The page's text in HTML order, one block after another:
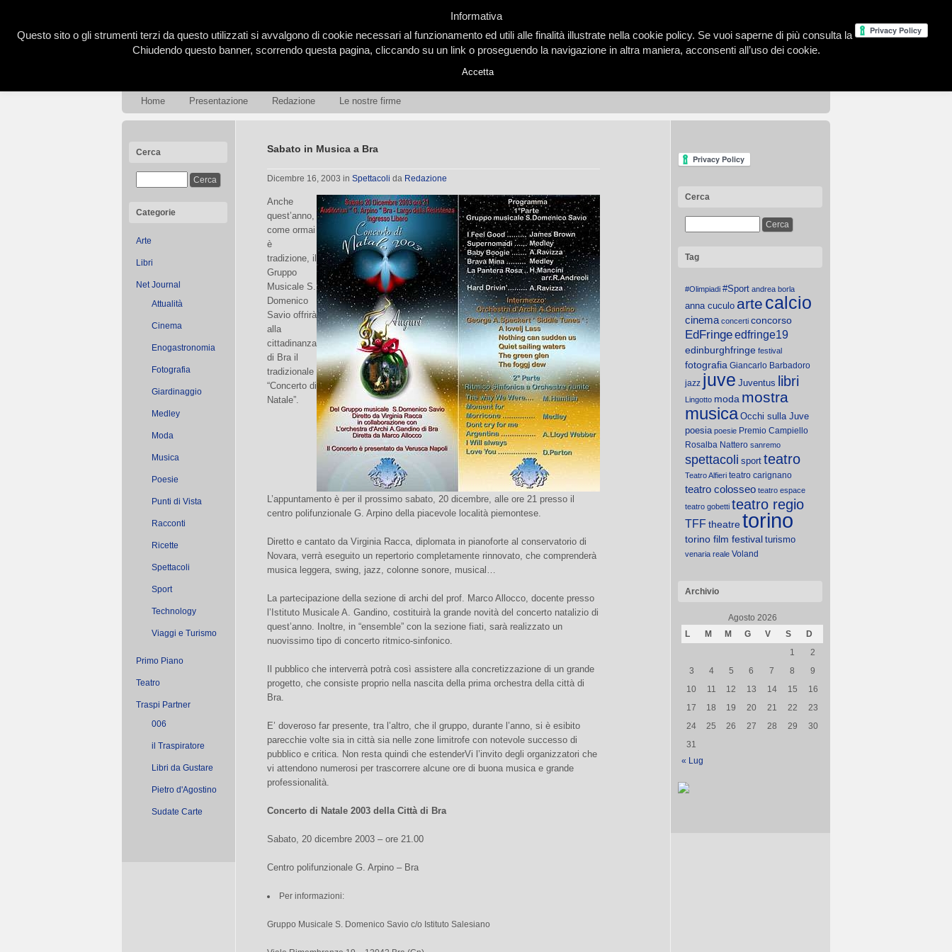
Home Presentazione Redazione Le nostre firme
Cerca
Categorie
Arte
Libri
Net Journal
Attualità
Cinema
Enogastronomia
Fotografia
Giardinaggio
Medley
Moda
Musica
Poesie
Punti di Vista
Racconti
Ricette
Spettacoli
Sport
Technology
Viaggi e Turismo
Primo Piano
Teatro
Traspi Partner
006
il Traspiratore
Libri da Gustare
Pietro d'Agostino
Sudate Carte
Sabato in Musica a Bra
Dicembre 16, 2003 in Spettacoli da Redazione
Anche
quest’anno,
come ormai
è
tradizione, il
Gruppo
Musicale S.
Domenico
Savio offrirà
alla
cittadinanza
di Bra il
tradizionale
“Concerto di
Natale”.
L’appuntamento è per il prossimo sabato, 20 dicembre, alle ore 21 presso il
centro polifunzionale G. Arpino della piacevole località piemontese.
Diretto e cantato da Virginia Racca, diplomata in pianoforte al conservatorio di
Novara, verrà eseguito un repertorio completamente rinnovato, che comprenderà
musica leggera, swing, jazz, colonne sonore, musical…
La partecipazione della sezione di archi del prof. Marco Allocco, docente presso
l’Istituto Musicale A. Gandino, costituirà la grande novità del concerto natalizio di
quest’anno. Inoltre, in “ensemble” con la sezione fiati, sarà realizzato un
nuovissimo tipo di concerto ritmico-sinfonico.
Il pubblico che interverrà potrà così assistere alla concretizzazione di un grande
progetto, che consiste proprio nella nascita della prima orchestra della città di
Bra.
E’ doveroso far presente, tra l’altro, che il gruppo, durante l’anno, si è esibito
parecchie volte sia in città sia nelle zone limitrofe con notevole successo di
pubblico e critica. Non resta quindi che estenderVi l’invito degli organizzatori che
vi attendono numerosi per trascorrere alcune ore di buona musica e grande
professionalità.
Concerto di Natale 2003 della Città di Bra
Sabato, 20 dicembre 2003 – ore 21.00
Centro polifunzionale G. Arpino – Bra
Per informazioni:
Gruppo Musicale S. Domenico Savio c/o Istituto Salesiano
Cerca
Tag
#Olimpiadi #Sport andrea borla
anna cuculo arte calcio
cinema concerti concorso
EdFringeedfringe19
edinburghfringe festival
fotografia Giancarlo Barbadoro
jazz juve Juventus libri
Lingotto moda mostra
musica Occhi sulla Juve
poesia poesie Premio Campiello
Rosalba Nattero sanremo
spettacoli sport teatro
Teatro Alfieri teatro carignano
teatro colosseo teatro espace
teatro gobetti teatro regio
TFFtheatretorino
torino film festival turismo
venaria reale Voland
Archivio
Agosto 2026
L
M M G V S
D
1
2
3
4 5 6 7 8
9
10
11 12 13 14 15
16
17
18 19 20 21 22
23
24
25 26 27 28 29
30
31
« Lug
Informativa
Questo sito o gli strumenti terzi da questo utilizzati si avvalgono di cookie necessari al funzionamento ed utili alle finalità illustrate nella cookie policy. Se vuoi saperne di più consulta la
Chiudendo questo banner, scorrendo questa pagina, cliccando su un link o proseguendo la navigazione in altra maniera, acconsenti all’uso dei cookie.
Accetta